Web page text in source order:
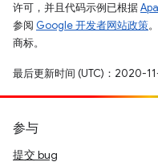
许可，并且代码示例已根据
参阅 Google 开发者网站政策
商标。
最后更新时间 (UTC)：2020-
参与
提交 bug